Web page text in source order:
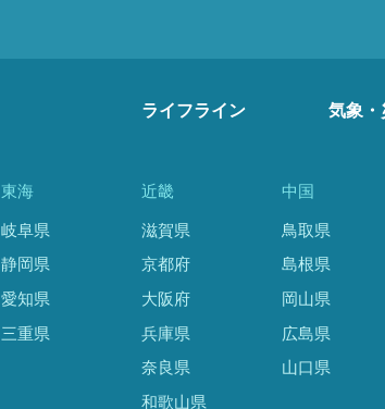
ライフライン 気象・
東海
岐阜県
静岡県
愛知県
三重県
近畿
滋賀県
京都府
大阪府
兵庫県
奈良県
和歌山県
中国
鳥取県
島根県
岡山県
広島県
山口県